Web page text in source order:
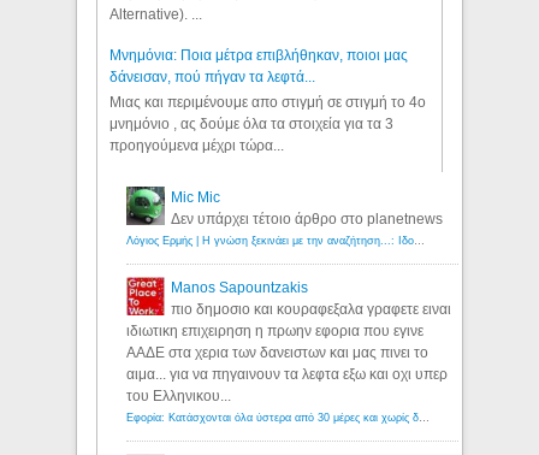
Alternative). ...
Μνημόνια: Ποια μέτρα επιβλήθηκαν, ποιοι μας
δάνεισαν, πού πήγαν τα λεφτά...
Μιας και περιμένουμε απο στιγμή σε στιγμή το 4ο
μνημόνιο , ας δούμε όλα τα στοιχεία για τα 3
προηγούμενα μέχρι τώρα...
Mic Mic
Δεν υπάρχει τέτοιο άρθρο στο planetnews
Λόγιος Ερμής | Η γνώση ξεκινάει με την αναζήτηση...: Ιδού οι 18 που χρωστούν 11 δις ευρώ!
Manos Sapountzakis
πιο δημοσιο και κουραφεξαλα γραφετε ειναι
ιδιωτικη επιχειρηση η πρωην εφορια που εγινε
ΑΑΔΕ στα χερια των δανειστων και μας πινει το
αιμα... για να πηγαινουν τα λεφτα εξω και οχι υπερ
του Ελληνικου...
Εφορία: Κατάσχονται όλα ύστερα από 30 μέρες και χωρίς δικαστικές αποφάσεις - Λόγιος Ερμής